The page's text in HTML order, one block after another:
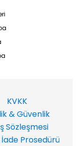
KVKK
& Güvenlik
Sözleşmesi
Prosedürü